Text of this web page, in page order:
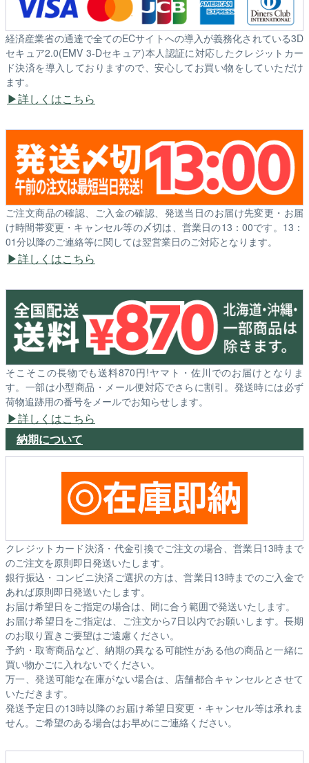
経済産業省の通達で全てのECサイトへの導入が義務化されている3D
セキュア2.0(EMV 3-Dセキュア)本人認証に対応したクレジットカー
ド決済を導入しておりますので、安心してお買い物をしていただけ
ます。
詳しくはこちら
ご注文商品の確認、ご入金の確認、発送当日のお届け先変更・お届
け時間帯変更・キャンセル等の〆切は、営業日の13：00です。13：
01分以降のご連絡等に関しては翌営業日のご対応となります。
詳しくはこちら
そこそこの長物でも送料870円!ヤマト・佐川でのお届けとなりま
す。一部は小型商品・メール便対応でさらに割引。発送時には必ず
荷物追跡用の番号をメールでお知らせします。
詳しくはこちら
納期について
クレジットカード決済・代金引換でご注文の場合、営業日13時まで
のご注文を原則即日発送いたします。
銀行振込・コンビニ決済ご選択の方は、営業日13時までのご入金で
あれば原則即日発送いたします。
お届け希望日をご指定の場合は、間に合う範囲で発送いたします。
お届け希望日をご指定は、ご注文から7日以内でお願いします。長期
のお取り置きご要望はご遠慮ください。
予約・取寄商品など、納期の異なる可能性がある他の商品と一緒に
買い物かごに入れないでください。
万一、発送可能な在庫がない場合は、店舗都合キャンセルとさせて
いただきます。
発送予定日の13時以降のお届け希望日変更・キャンセル等は承れま
せん。ご希望のある場合はお早めにご連絡ください。